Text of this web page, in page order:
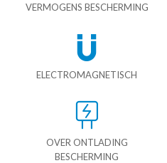
VERMOGENS BESCHERMING
ELECTROMAGNETISCH
OVER ONTLADING
BESCHERMING